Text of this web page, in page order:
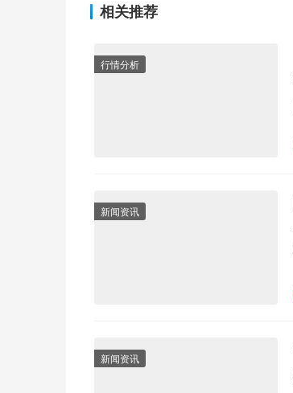
相关推荐
行情分析
新闻资讯
新闻资讯